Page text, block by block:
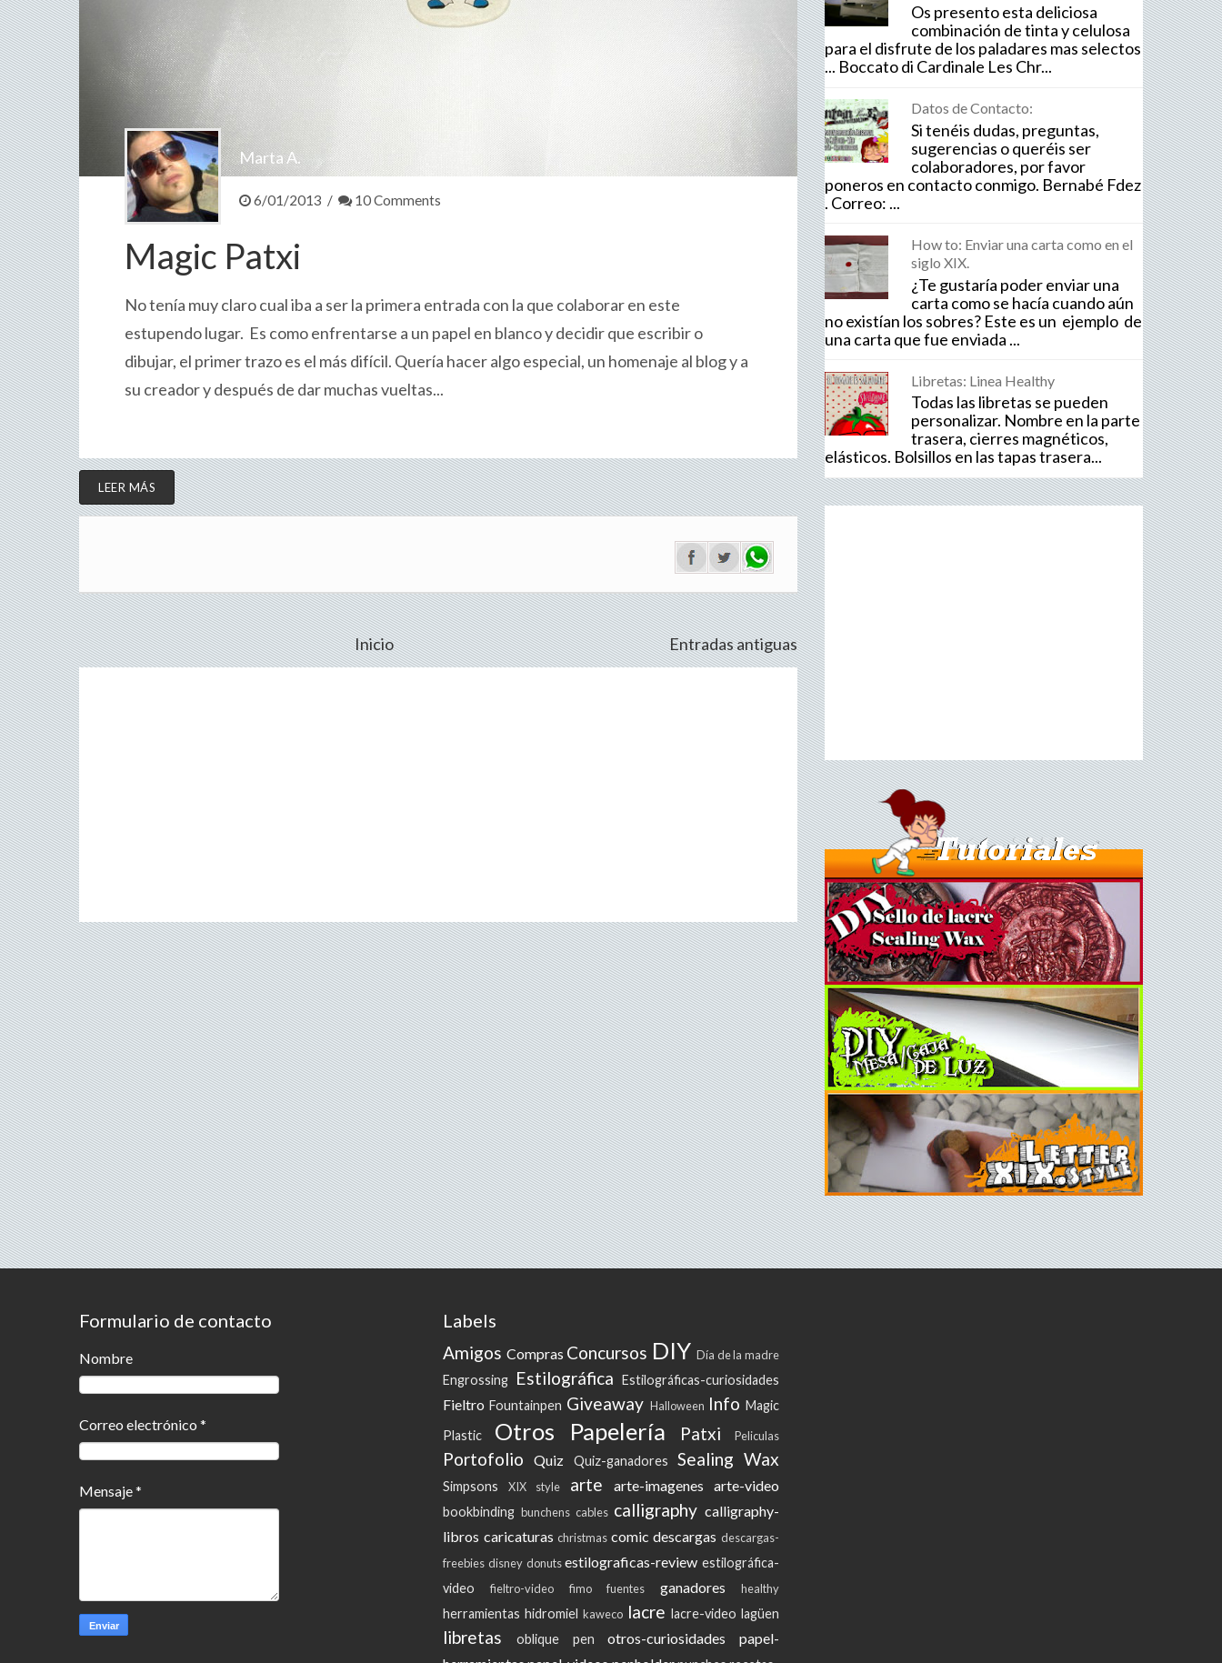
Marta A.
6/01/2013 / 10 Comments
Magic Patxi
No tenía muy claro cual iba a ser la primera entrada con la que colaborar en este
estupendo lugar. Es como enfrentarse a un papel en blanco y decidir que escribir o
dibujar, el primer trazo es el más difícil. Quería hacer algo especial, un homenaje al blog y a
su creador y después de dar muchas vueltas...
LEER MÁS
Inicio Entradas antiguas
Os presento esta deliciosa
combinación de tinta y celulosa
para el disfrute de los paladares mas selectos
... Boccato di Cardinale Les Chr...
Datos de Contacto:
Si tenéis dudas, preguntas,
sugerencias o queréis ser
colaboradores, por favor
poneros en contacto conmigo. Bernabé Fdez
. Correo: ...
How to: Enviar una carta como en el
siglo XIX.
¿Te gustaría poder enviar una
carta como se hacía cuando aún
no existían los sobres? Este es un ejemplo de
una carta que fue enviada ...
Libretas: Linea Healthy
Todas las libretas se pueden
personalizar. Nombre en la parte
trasera, cierres magnéticos,
elásticos. Bolsillos en las tapas trasera...
Formulario de contacto
Nombre
Correo electrónico *
Mensaje*
Labels
Amigos Compras Concursos DIY Día de la madre
Engrossing Estilográfica Estilográficas-curiosidades
Fieltro Fountainpen Giveaway Halloween Info Magic
Plastic
Otros Papelería Patxi Peliculas
Portofolio Quiz Quiz-ganadores Sealing Wax
Simpsons XIX style arte arte-imagenes arte-video
bookbinding bunchens cables calligraphy calligraphy-
libros caricaturas christmas comic descargas descargas-
freebies disney donuts estilograficas-review estilográfica-
video
fieltro-video fimo fuentes ganadores healthy
herramientas hidromiel kaweco lacre lacre-video lagüen
libretas oblique pen otros-curiosidades
papel-